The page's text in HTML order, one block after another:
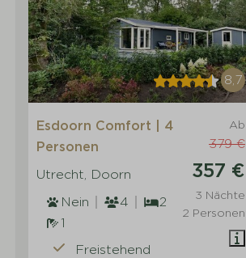
8,7
Ab
379 €
357 €
3 Nächte
2 Personen
Esdoorn Comfort | 4
Personen
Utrecht, Doorn
Nein
4
2
1
Freistehend